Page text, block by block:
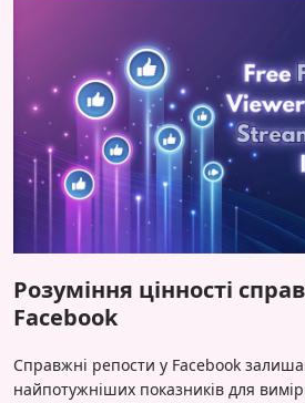
Умови
Блог
Розуміння цінності
Facebook
Справжні репости у Facebook
найпотужніших показників для